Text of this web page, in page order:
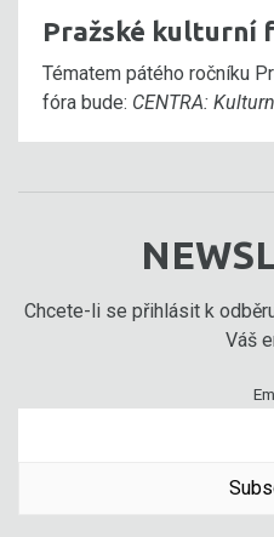
Pražské kulturní
Tématem pátého ročníku
fóra bude: CENTRA:
Chcete-li se přihlásit k
Váš